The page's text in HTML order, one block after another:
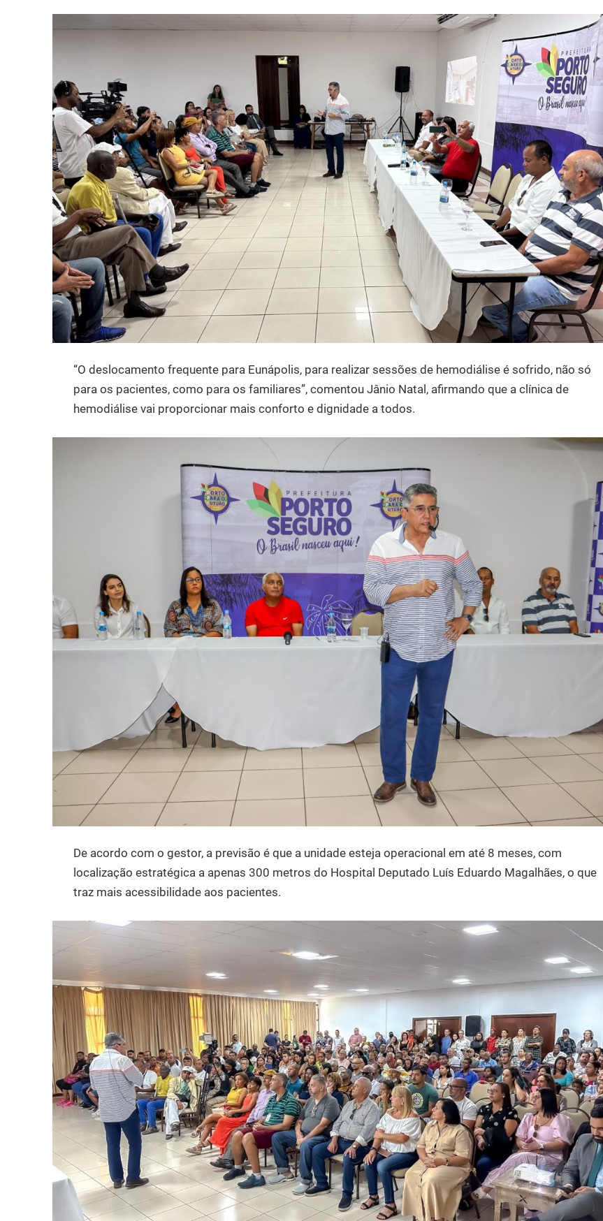
“O deslocamento frequente para Eunápolis, para realizar sessões de hemodiálise é sofrido, não só
para os pacientes, como para os familiares”, comentou Jânio Natal, afirmando que a clínica de
hemodiálise vai proporcionar mais conforto e dignidade a todos.
De acordo com o gestor, a previsão é que a unidade esteja operacional em até 8 meses, com
localização estratégica a apenas 300 metros do Hospital Deputado Luís Eduardo Magalhães, o que
traz mais acessibilidade aos pacientes.